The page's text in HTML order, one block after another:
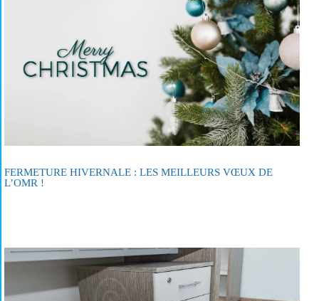
FERMETURE HIVERNALE : LES MEILLEURS VŒUX DE
L’OMR !